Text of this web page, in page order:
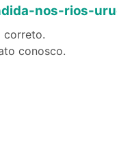
nos-rios-
correto.
conosco.